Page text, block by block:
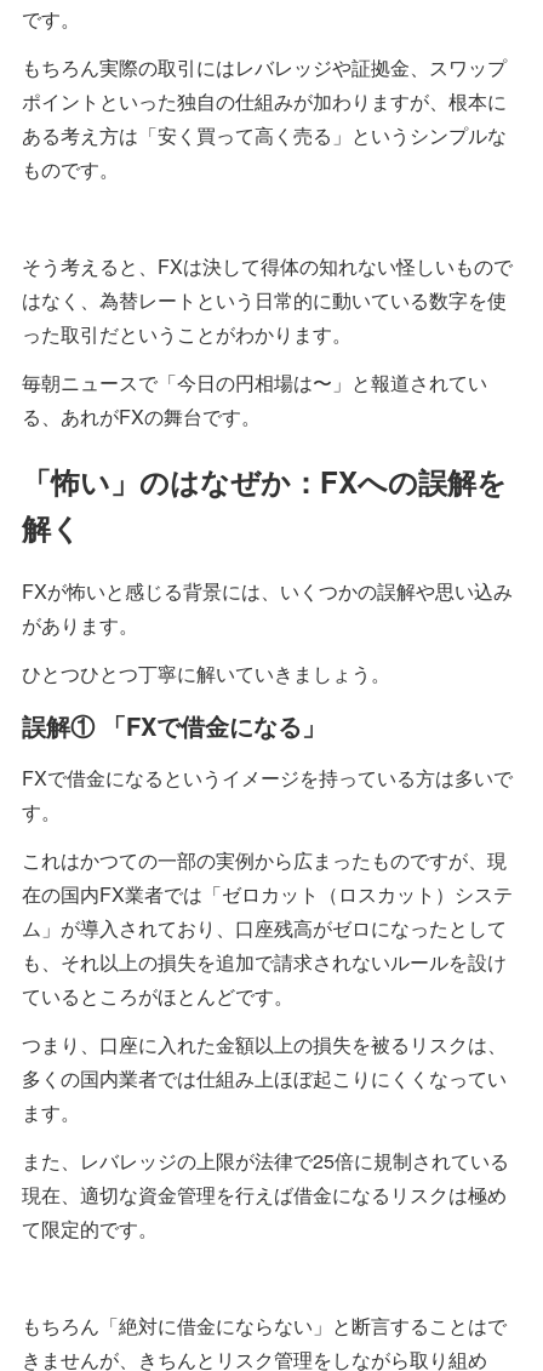
です。
もちろん実際の取引にはレバレッジや証拠金、スワップ
ポイントといった独自の仕組みが加わりますが、根本に
ある考え方は「安く買って高く売る」というシンプルな
ものです。
そう考えると、FXは決して得体の知れない怪しいもので
はなく、為替レートという日常的に動いている数字を使
った取引だということがわかります。
毎朝ニュースで「今日の円相場は〜」と報道されてい
る、あれがFXの舞台です。
「怖い」のはなぜか：FXへの誤解を
解く
FXが怖いと感じる背景には、いくつかの誤解や思い込み
があります。
ひとつひとつ丁寧に解いていきましょう。
誤解① 「FXで借金になる」
FXで借金になるというイメージを持っている方は多いで
す。
これはかつての一部の実例から広まったものですが、現
在の国内FX業者では「ゼロカット（ロスカット）システ
ム」が導入されており、口座残高がゼロになったとして
も、それ以上の損失を追加で請求されないルールを設け
ているところがほとんどです。
つまり、口座に入れた金額以上の損失を被るリスクは、
多くの国内業者では仕組み上ほぼ起こりにくくなってい
ます。
また、レバレッジの上限が法律で25倍に規制されている
現在、適切な資金管理を行えば借金になるリスクは極め
て限定的です。
もちろん「絶対に借金にならない」と断言することはで
きませんが、きちんとリスク管理をしながら取り組め